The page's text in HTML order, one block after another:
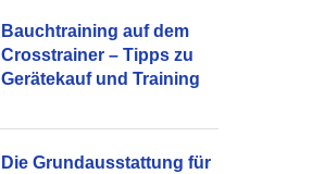
Bauchtraining auf dem
Crosstrainer – Tipps zu
Gerätekauf und Training
Die Grundausstattung für